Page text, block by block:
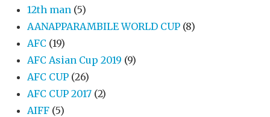
12th man (5)
AANAPPARAMBILE WORLD CUP (8)
AFC (19)
AFC Asian Cup 2019 (9)
AFC CUP (26)
AFC CUP 2017 (2)
AIFF (5)